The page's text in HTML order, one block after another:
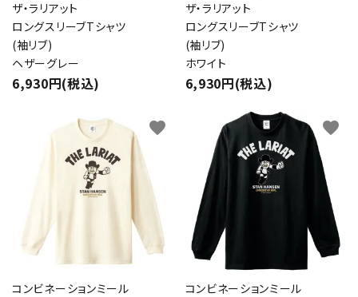
ザ・ラリアット
ロングスリーブTシャツ
(袖リブ)
ヘザーグレー
6,930円(税込)
ザ・ラリアット
ロングスリーブTシャツ
(袖リブ)
ホワイト
6,930円(税込)
コンビネーションミール
favorite
コンビネーションミール
favorite